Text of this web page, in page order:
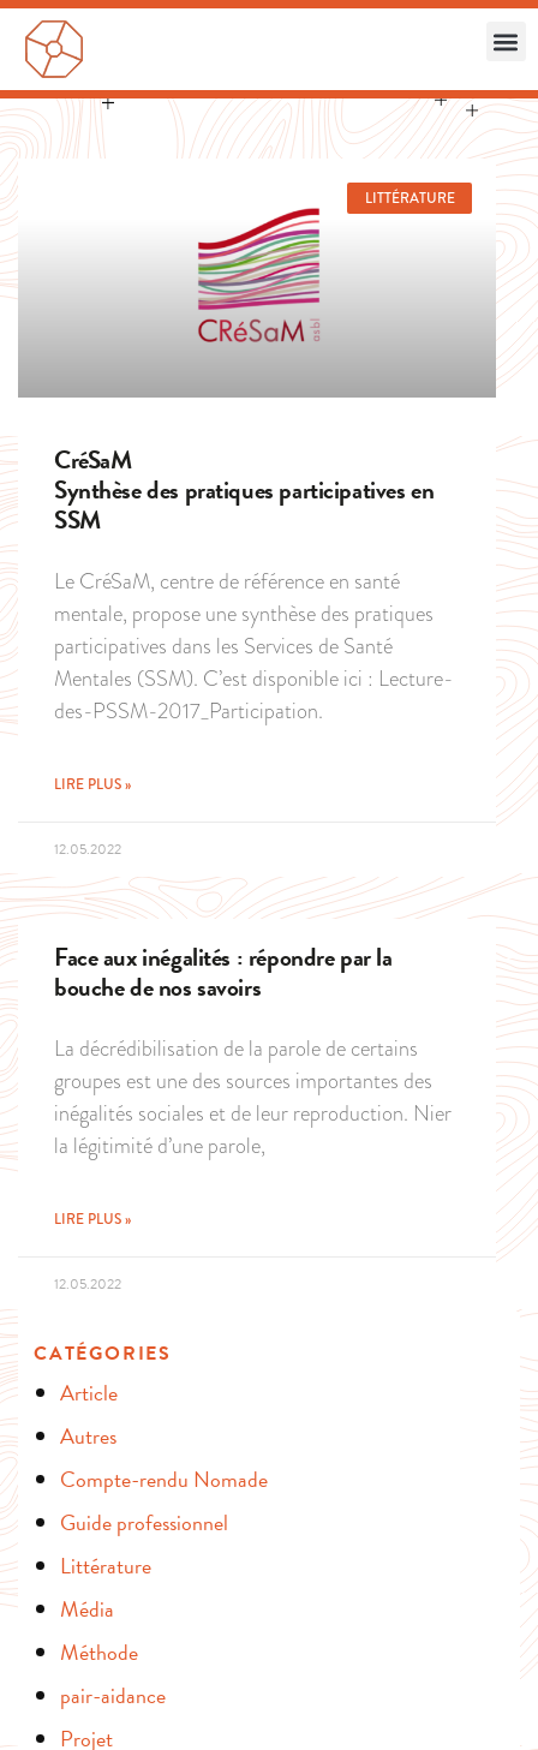
LITTÉRATURE
CréSaM
Synthèse des pratiques participatives en
SSM
Le CréSaM, centre de référence en santé
mentale, propose une synthèse des pratiques
participatives dans les Services de Santé
Mentales (SSM). C’est disponible ici : Lecture-
des-PSSM-2017_Participation.
LIRE PLUS »
12.05.2022
Face aux inégalités : répondre par la
bouche de nos savoirs
La décrédibilisation de la parole de certains
groupes est une des sources importantes des
inégalités sociales et de leur reproduction. Nier
la légitimité d’une parole,
LIRE PLUS »
12.05.2022
CATÉGORIES
Article
Autres
Compte-rendu Nomade
Guide professionnel
Littérature
Média
Méthode
pair-aidance
Projet